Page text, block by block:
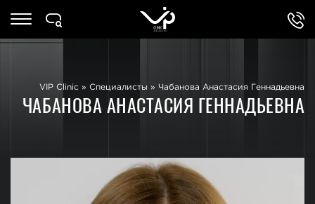
VIP Clinic » Специалисты » Чабанова Анастасия Геннадьевна
ЧАБАНОВА АНАСТАСИЯ ГЕННАДЬЕВНА